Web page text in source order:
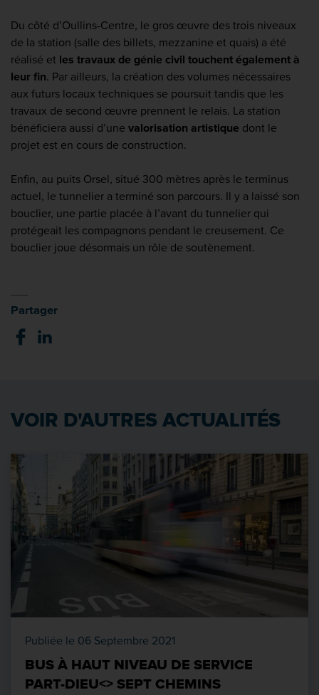
Du côté d’Oullins-Centre, le gros œuvre des trois niveaux
de la station (salle des billets, mezzanine et quais) a été
réalisé et les travaux de génie civil touchent également à
leur fin. Par ailleurs, la création des volumes nécessaires
aux futurs locaux techniques se poursuit tandis que les
travaux de second œuvre prennent le relais. La station
bénéficiera aussi d’une valorisation artistique dont le
projet est en cours de construction.
Enfin, au puits Orsel, situé 300 mètres après le terminus
actuel, le tunnelier a terminé son parcours. Il y a laissé son
bouclier, une partie placée à l’avant du tunnelier qui
protégeait les compagnons pendant le creusement. Ce
bouclier joue désormais un rôle de soutènement.
Partager
VOIR D'AUTRES ACTUALITÉS
Publiée le 06 Septembre 2021
BUS À HAUT NIVEAU DE SERVICE
PART-DIEU<> SEPT CHEMINS